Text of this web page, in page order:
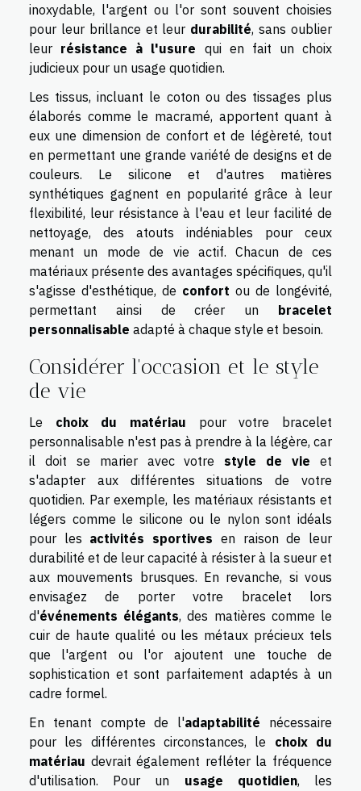
inoxydable, l'argent ou l'or sont souvent choisies
pour leur brillance et leur durabilité, sans oublier
leur résistance à l'usure qui en fait un choix
judicieux pour un usage quotidien.
Les tissus, incluant le coton ou des tissages plus
élaborés comme le macramé, apportent quant à
eux une dimension de confort et de légèreté, tout
en permettant une grande variété de designs et de
couleurs. Le silicone et d'autres matières
synthétiques gagnent en popularité grâce à leur
flexibilité, leur résistance à l'eau et leur facilité de
nettoyage, des atouts indéniables pour ceux
menant un mode de vie actif. Chacun de ces
matériaux présente des avantages spécifiques, qu'il
s'agisse d'esthétique, de confort ou de longévité,
permettant ainsi de créer un bracelet
personnalisable adapté à chaque style et besoin.
Considérer l'occasion et le style
de vie
Le choix du matériau pour votre bracelet
personnalisable n'est pas à prendre à la légère, car
il doit se marier avec votre style de vie et
s'adapter aux différentes situations de votre
quotidien. Par exemple, les matériaux résistants et
légers comme le silicone ou le nylon sont idéals
pour les activités sportives en raison de leur
durabilité et de leur capacité à résister à la sueur et
aux mouvements brusques. En revanche, si vous
envisagez de porter votre bracelet lors
d'événements élégants, des matières comme le
cuir de haute qualité ou les métaux précieux tels
que l'argent ou l'or ajoutent une touche de
sophistication et sont parfaitement adaptés à un
cadre formel.
En tenant compte de l'adaptabilité nécessaire
pour les différentes circonstances, le choix du
matériau devrait également refléter la fréquence
d'utilisation. Pour un usage quotidien, les